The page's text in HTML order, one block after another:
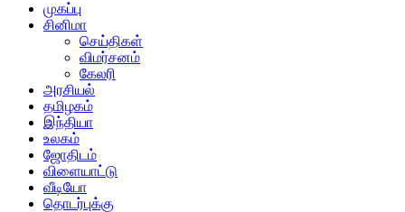
முகப்பு
சினிமா
செய்திகள்
விமர்சனம்
கேலரி
அரசியல்
தமிழகம்
இந்தியா
உலகம்
ஜோதிடம்
விளையாட்டு
வீடியோ
தொடர்புக்கு